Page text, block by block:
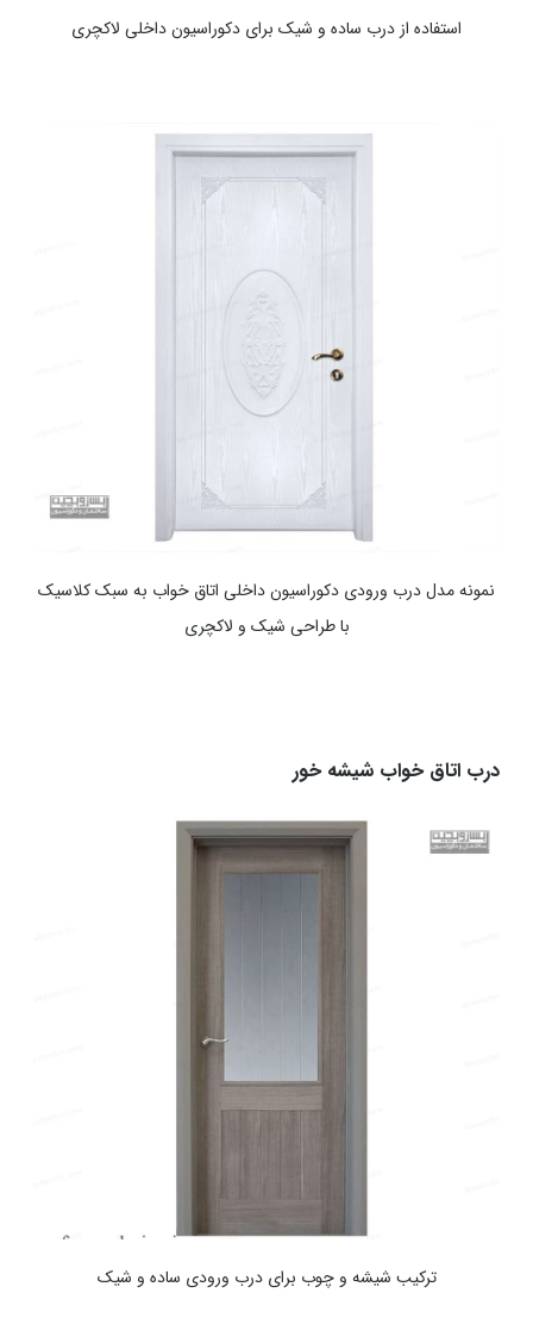
استفاده از درب ساده و شیک برای دکوراسیون داخلی لاکچری
نمونه مدل درب ورودی دکوراسیون داخلی اتاق خواب به سبک کلاسیک
با طراحی شیک و لاکچری
درب اتاق خواب شیشه خور
ترکیب شیشه و چوب برای درب ورودی ساده و شیک